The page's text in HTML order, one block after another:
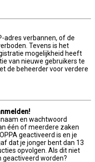
adres verbannen, of de
Tevens is het
mogelijkheid heeft
van nieuwe gebruikers te
de beheerder voor verdere
en wachtwoord
één of meerdere zaken
geactiveerd is en je
dat je jonger bent dan 13
opvolgen. Als dit niet
geactiveerd worden?